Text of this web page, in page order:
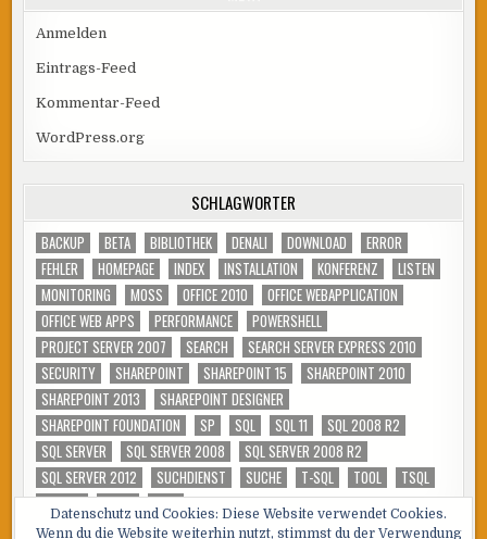
Datenschutz und Cookies: Diese Website verwendet Cookies.
Wenn du die Website weiterhin nutzt, stimmst du der Verwendung
Anmelden
Eintrags-Feed
Kommentar-Feed
WordPress.org
SCHLAGWÖRTER
BACKUP BETA BIBLIOTHEK DENALI DOWNLOAD
ERROR
FEHLER
HOMEPAGE INDEX INSTALLATION KONFERENZ
LISTEN
MONITORING
MOSS OFFICE 2010
OFFICE WEBAPPLICATION
OFFICE WEB APPS
PERFORMANCE
POWERSHELL
PROJECT SERVER 2007
SEARCH
SEARCH SERVER EXPRESS 2010
SECURITY
SHAREPOINT SHAREPOINT 15
SHAREPOINT 2010
SHAREPOINT 2013
SHAREPOINT DESIGNER
SHAREPOINT FOUNDATION
SP SQL SQL 11
SQL 2008 R2
SQL SERVER
SQL SERVER 2008
SQL SERVER 2008 R2
SQL SERVER 2012
SUCHDIENST SUCHE T-SQL TOOL
TSQL
TUNING
VIDEO WSS